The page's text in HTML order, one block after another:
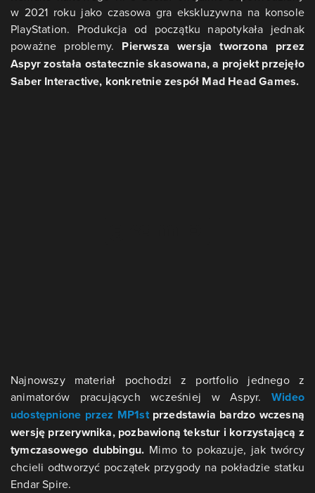
w 2021 roku jako czasowa gra ekskluzywna na konsole
PlayStation. Produkcja od początku napotykała jednak
poważne problemy. Pierwsza wersja tworzona przez
Aspyr została ostatecznie skasowana, a projekt przejęło
Saber Interactive, konkretnie zespół Mad Head Games.
Najnowszy materiał pochodzi z portfolio jednego z
animatorów pracujących wcześniej w Aspyr. Wideo
udostępnione przez MP1st przedstawia bardzo wczesną
wersję przerywnika, pozbawioną tekstur i korzystającą z
tymczasowego dubbingu. Mimo to pokazuje, jak twórcy
chcieli odtworzyć początek przygody na pokładzie statku
Endar Spire.